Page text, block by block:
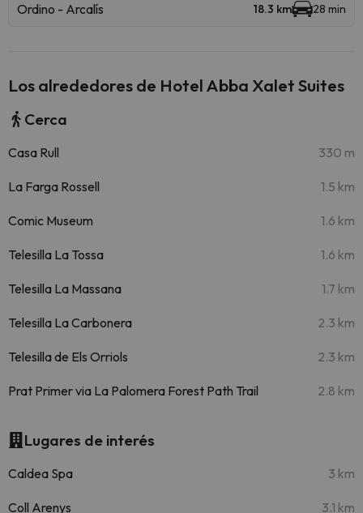
Ordino - Arcalís 18.3 km 28 min
Los alrededores de Hotel Abba Xalet Suites
Cerca
Casa Rull 330 m
La Farga Rossell 1.5 km
Comic Museum 1.6 km
Telesilla La Tossa 1.6 km
Telesilla La Massana 1.7 km
Telesilla La Carbonera 2.3 km
Telesilla de Els Orriols 2.3 km
Prat Primer via La Palomera Forest Path Trail 2.8 km
Lugares de interés
Caldea Spa 3 km
Coll Arenys 3.1 km